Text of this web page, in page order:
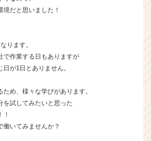
境だと思いました！
ります。
で作業する日もありますが
が1日とありません。
め、様々な学びがあります。
を試してみたいと思った
！
働いてみませんか？